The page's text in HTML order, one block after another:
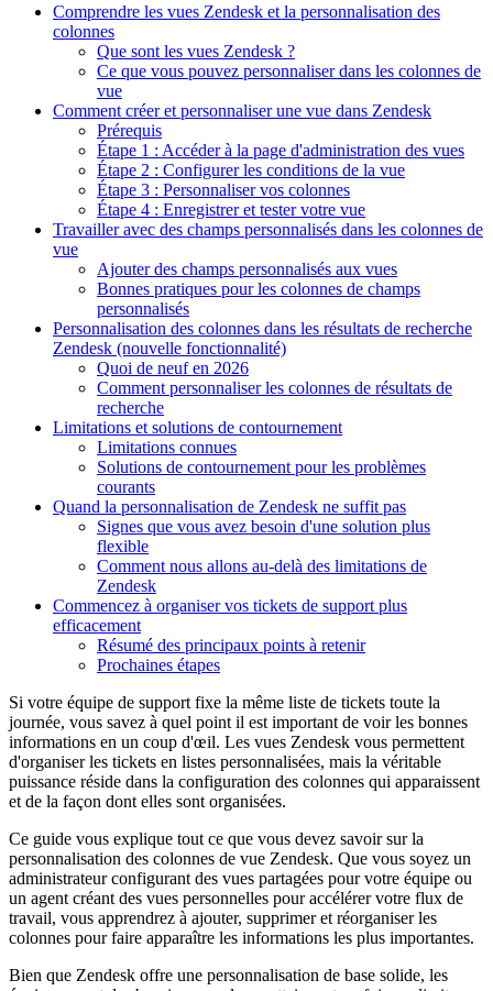
Comprendre les vues Zendesk et la personnalisation des
colonnes
Que sont les vues Zendesk ?
Ce que vous pouvez personnaliser dans les colonnes de
vue
Comment créer et personnaliser une vue dans Zendesk
Prérequis
Étape 1 : Accéder à la page d'administration des vues
Étape 2 : Configurer les conditions de la vue
Étape 3 : Personnaliser vos colonnes
Étape 4 : Enregistrer et tester votre vue
Travailler avec des champs personnalisés dans les colonnes de
vue
Ajouter des champs personnalisés aux vues
Bonnes pratiques pour les colonnes de champs
personnalisés
Personnalisation des colonnes dans les résultats de recherche
Zendesk (nouvelle fonctionnalité)
Quoi de neuf en 2026
Comment personnaliser les colonnes de résultats de
recherche
Limitations et solutions de contournement
Limitations connues
Solutions de contournement pour les problèmes
courants
Quand la personnalisation de Zendesk ne suffit pas
Signes que vous avez besoin d'une solution plus
flexible
Comment nous allons au-delà des limitations de
Zendesk
Commencez à organiser vos tickets de support plus
efficacement
Résumé des principaux points à retenir
Prochaines étapes
Si votre équipe de support fixe la même liste de tickets toute la
journée, vous savez à quel point il est important de voir les bonnes
informations en un coup d'œil. Les vues Zendesk vous permettent
d'organiser les tickets en listes personnalisées, mais la véritable
puissance réside dans la configuration des colonnes qui apparaissent
et de la façon dont elles sont organisées.
Ce guide vous explique tout ce que vous devez savoir sur la
personnalisation des colonnes de vue Zendesk. Que vous soyez un
administrateur configurant des vues partagées pour votre équipe ou
un agent créant des vues personnelles pour accélérer votre flux de
travail, vous apprendrez à ajouter, supprimer et réorganiser les
colonnes pour faire apparaître les informations les plus importantes.
Bien que Zendesk offre une personnalisation de base solide, les